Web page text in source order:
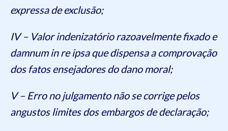
expressa de exclusão;
IV – Valor indenizatório razoavelmente fixado e
damnum in re ipsa que dispensa a comprovação
dos fatos ensejadores do dano moral;
V – Erro no julgamento não se corrige pelos
angustos limites dos embargos de declaração;